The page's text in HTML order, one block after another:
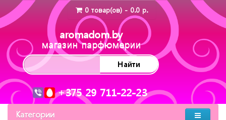
0 товар(ов) - 0.0 р.
aromadom.by
магазин парфюмерии
Найти
+375 29 711-22-23
Категории